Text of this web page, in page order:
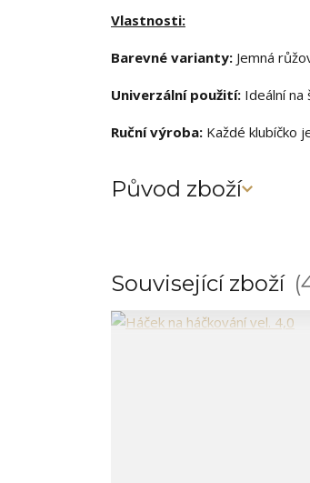
Vlastnosti:
Barevné varianty: Jemná
Univerzální použití: Ideální
Ruční výroba: Každé klubíčko
Původ zboží
Související zboží